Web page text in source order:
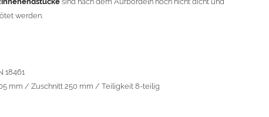
wurde früher eine 2m x 1m Blechtafel so geteilt, dass kein Verschnitt
Walzrichtung brach das Zinkblech wesentlich schneller. Beispiel: 2m
von 250mm oder bei 6 Stück (6-tlg.) einen Zuschnitt von 333mm
eine Dachrinne mit einem Innendurchmesser von 153mm oder ein
werden.
18461
mm / Zuschnitt 250 mm / Teiligkeit 8-teilig